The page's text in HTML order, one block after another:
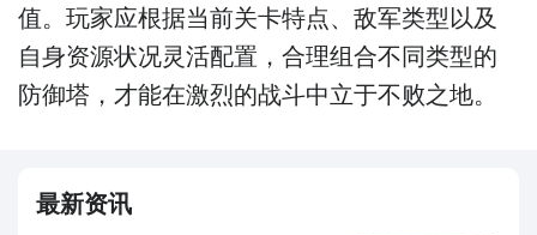
值。玩家应根据当前关卡特点、敌军类型以及
自身资源状况灵活配置，合理组合不同类型的
防御塔，才能在激烈的战斗中立于不败之地。
最新资讯